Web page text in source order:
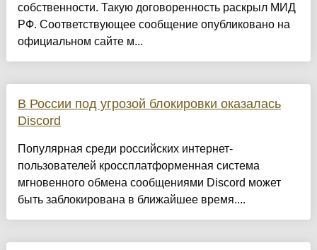
собственности. Такую договоренность раскрыл МИД
РФ. Соответствующее сообщение опубликовано на
официальном сайте м...
В России под угрозой блокировки оказалась
Discord
Популярная среди российских интернет-
пользователей кроссплатформенная система
мгновенного обмена сообщениями Discord может
быть заблокирована в ближайшее время....